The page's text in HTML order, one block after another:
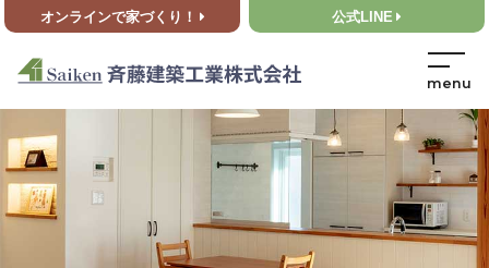
オンラインで家づくり！ 公式LINE